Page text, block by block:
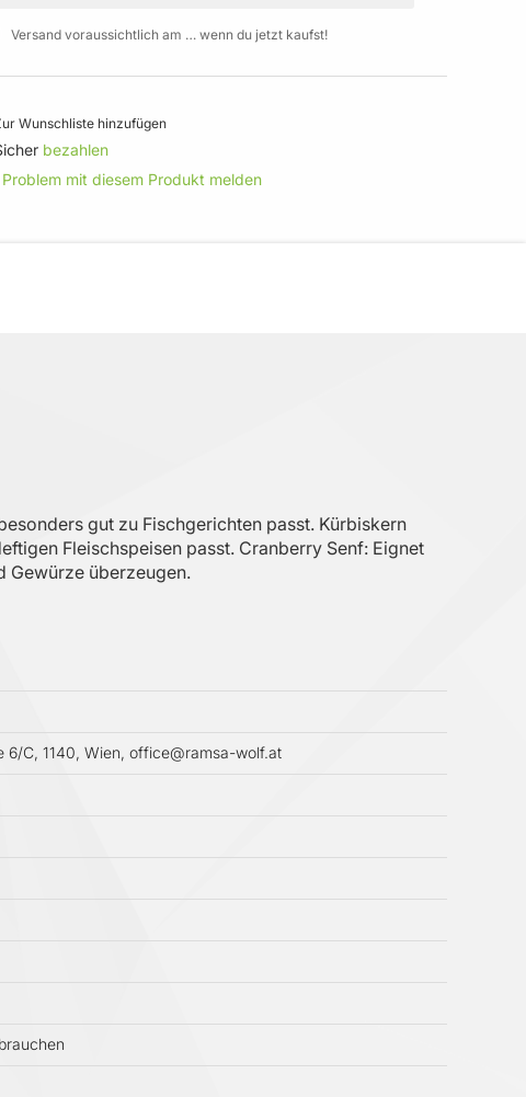
Versand voraussichtlich am … wenn du jetzt kaufst!
Wunschliste hinzufügen
bezahlen
Problem mit diesem Produkt melden
gut zu Fischgerichten passt. Kürbiskern
Fleischspeisen passt. Cranberry Senf: Eignet
Gewürze überzeugen.
6/C, 1140, Wien, office@ramsa-wolf.at